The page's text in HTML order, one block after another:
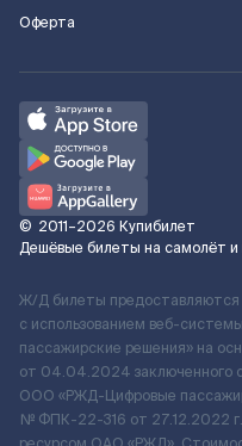
Оферта
© 2011–2026 Купибилет
Дешёвые билеты на самолёт и
Ж/Д билеты предоставляются
с использованием веб-
пассажирские решения» на
от 04.04.2024 заключенного
ООО «РЖД-Цифровые
№ ФПК-22-316 от 27.12.2022